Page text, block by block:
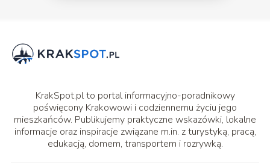
KrakSpot.pl to portal informacyjno-poradnikowy
poświęcony Krakowowi i codziennemu życiu jego
mieszkańców. Publikujemy praktyczne wskazówki, lokalne
informacje oraz inspiracje związane m.in. z turystyką, pracą,
edukacją, domem, transportem i rozrywką.